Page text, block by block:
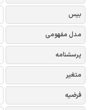
بیس
مدل مفهومی
پرسشنامه
متغیر
فرضیه